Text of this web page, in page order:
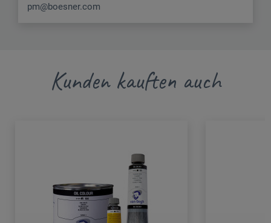
pm@boesner.com
Kunden kauften auch